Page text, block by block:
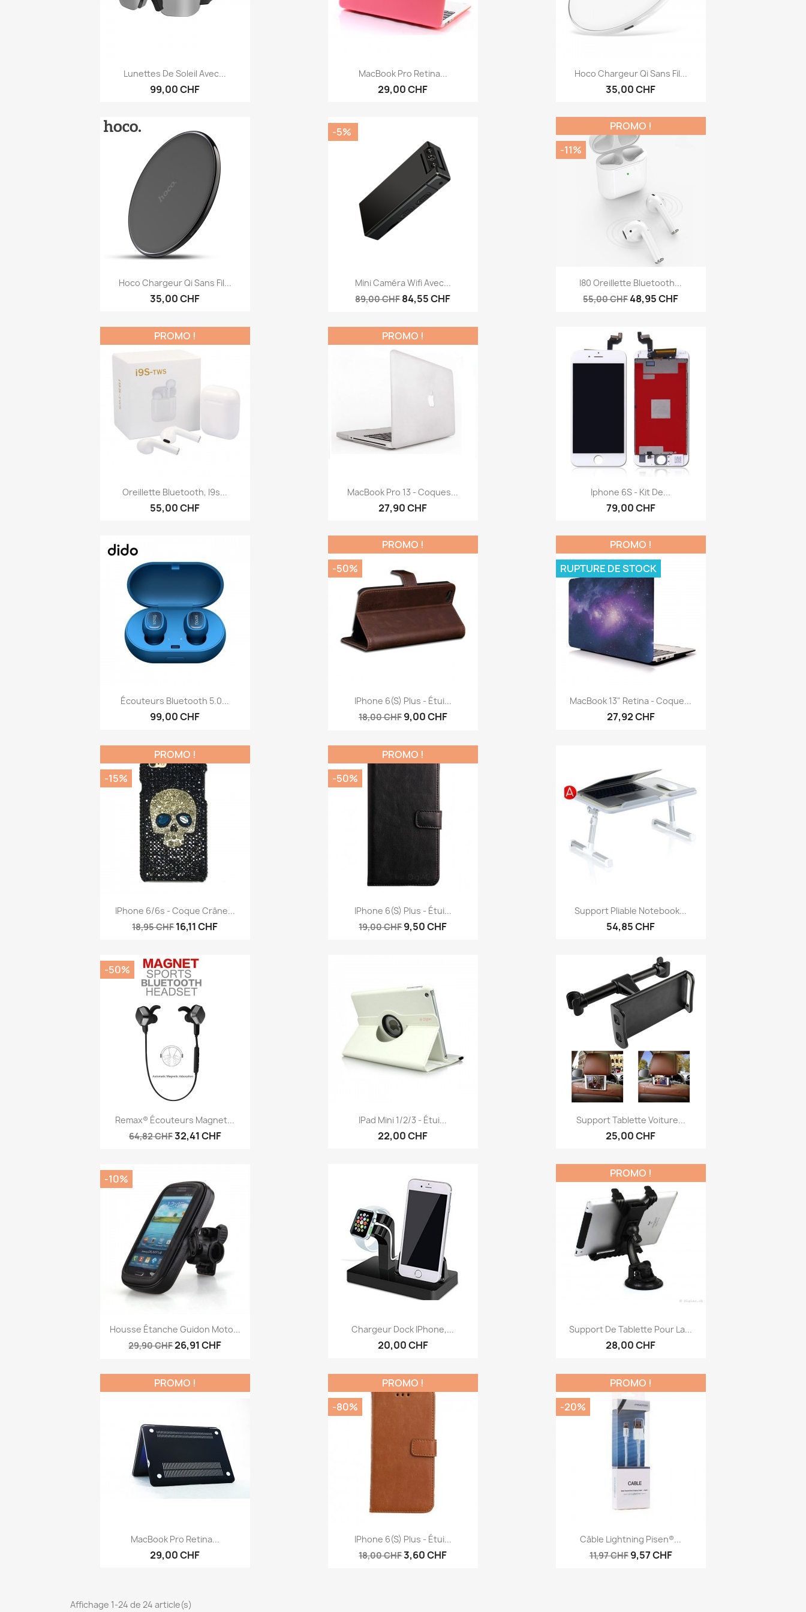
Aperçu rapide
Lunettes De Soleil Avec...
99,00 CHF
Aperçu rapide
MacBook Pro Retina...
29,00 CHF
Aperçu rapide
Hoco Chargeur Qi Sans Fil...
35,00 CHF
Aperçu rapide
Hoco Chargeur Qi Sans Fil...
35,00 CHF
Aperçu rapide
Mini Caméra Wifi Avec...
89,00 CHF84,55 CHF
-5%
Aperçu rapide
I80 Oreillette Bluetooth...
55,00 CHF48,95 CHF
PROMO !
-11%
Aperçu rapide
Oreillette Bluetooth, I9s...
55,00 CHF
PROMO !
Aperçu rapide
MacBook Pro 13 - Coques...
27,90 CHF
PROMO !
Aperçu rapide
Iphone 6S - Kit De...
79,00 CHF
Aperçu rapide
Écouteurs Bluetooth 5.0...
99,00 CHF
Aperçu rapide
IPhone 6(s) Plus - Étui...
18,00 CHF 9,00 CHF
PROMO !
-50%
Aperçu rapide
MacBook 13" Retina - Coque...
27,92 CHF
PROMO !
RUPTURE DE STOCK
Aperçu rapide
IPhone 6/6s - Coque Crâne...
18,95 CHF16,11 CHF
PROMO !
-15%
Aperçu rapide
IPhone 6(s) Plus - Étui...
19,00 CHF9,50 CHF
PROMO !
-50%
Aperçu rapide
Support Pliable Notebook...
54,85 CHF
 Aperçu rapide
Remax® Écouteurs Magnet...
64,82 CHF32,41 CHF
-50%
 Aperçu rapide
IPad Mini 1/2/3 - Étui...
22,00 CHF
Aperçu rapide
Support Tablette Voiture...
25,00 CHF
Aperçu rapide
Housse Étanche Guidon Moto...
29,90 CHF26,91 CHF
-10%
Aperçu rapide
Chargeur Dock IPhone,...
20,00 CHF
Aperçu rapide
Support De Tablette Pour La...
28,00 CHF
PROMO !
Aperçu rapide
MacBook Pro Retina...
29,00 CHF
PROMO !
Aperçu rapide
IPhone 6(s) Plus - Étui...
18,00 CHF3,60 CHF
PROMO !
-80%
 Aperçu rapide
Câble Lightning Pisen®...
11,97 CHF 9,57 CHF
PROMO !
-20%
Affichage 1-24 de 24 article(s)